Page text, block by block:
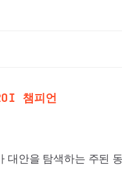
챔피언
대안을 탐색하는 주된